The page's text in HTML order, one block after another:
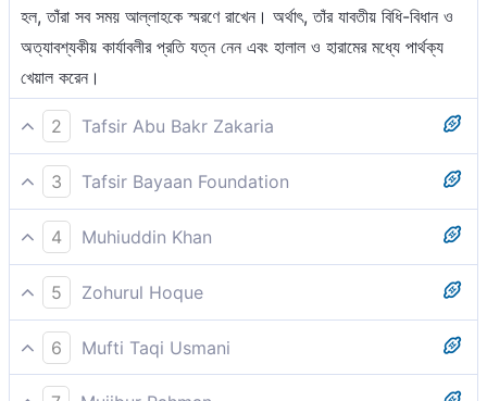
হল, তাঁরা সব সময় আল্লাহকে স্মরণে রাখেন। অর্থাৎ, তাঁর যাবতীয় বিধি-বিধান ও
অত্যাবশ্যকীয় কার্যাবলীর প্রতি যত্ন নেন এবং হালাল ও হারামের মধ্যে পার্থক্য
খেয়াল করেন।
2 Tafsir Abu Bakr Zakaria
‘হে মুমিনগণ ! তোমাদের ধন-সম্পদ ও সন্তান–সন্ততি যেন তোমাদেরকে আল্লাহর
স্মরণে উদাসীন না করে। আর যারা এরূপ উদাসীন হবে তারাই তো ক্ষতিগ্রস্ত
[১]।
[১] এখানে আল্লাহ্ তা'আলা খাঁটি মুমিনদেরকে সম্বোধন করে সতর্ক করছেন যে,
তোমরা মুনাফিকদের ন্যায় দুনিয়ার মহব্বতে মগ্ন হয়ে যেয়ো না। যেসব বিষয়
মানুষকে দুনিয়াতে আল্লাহ থেকে গাফেল করে, তন্মধ্যে দুটি সর্ববৃহৎ-ধন-সম্পদ ও
সন্তান-সন্ততি। তাই এই দুটির নাম উল্লেখ করা হয়েছে। নতুবা দুনিয়ার যাবতীয়
3 Tafsir Bayaan Foundation
হে মুমিনগণ, তোমাদের ধন-সম্পদ ও সন্তান- সন্ততি যেন তোমাদেরকে আল্লাহর
স্মরণ থেকে উদাসীন না করে। আর যারা এরূপ করে তারাই তো ক্ষতিগ্রস্ত।
4 Muhiuddin Khan
মুমিনগণ! তোমাদের ধন-সম্পদ ও সন্তান-সন্ততি যেন তোমাদেরকে আল্লাহর
স্মরণ থেকে গাফেল না করে। যারা এ কারণে গাফেল হয়, তারাই তো ক্ষতিগ্রস্ত।
5 Zohurul Hoque
ওহে যারা ঈমান এনেছ! তোমাদের ধনসম্পত্তি ও তোমাদের সন্তানসন্ততি যেন
তোমাদের আল্লাহ্‌র স্মরণ থেকে ফিরিয়ে না রাখে। আর যে তেমন করে -- তারাই
6 Mufti Taqi Usmani
হে মুমিনগণ! তোমাদের অর্থ-সম্পদ ও তোমাদের সন্তান-সন্ততি যেন তোমাদেরকে